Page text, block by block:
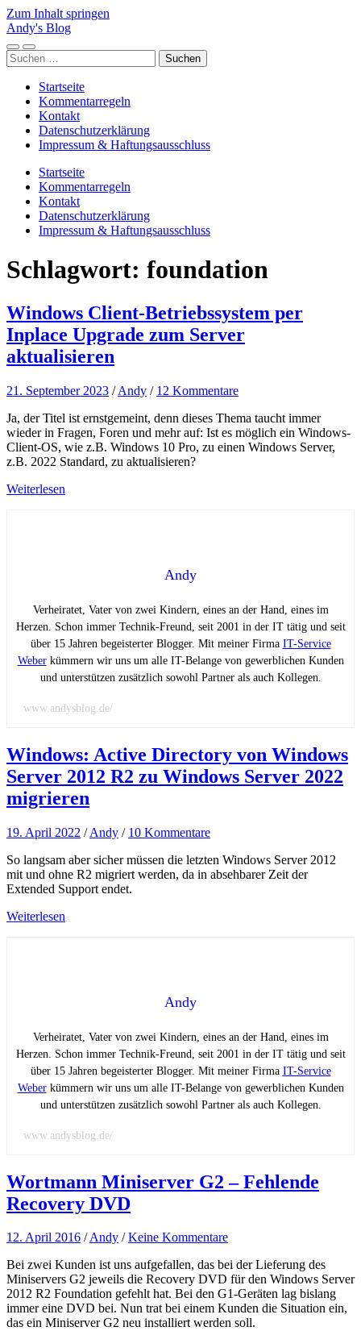
Zum Inhalt springen
Andy's Blog
Mobile-
Menü
Suchfeld
ein-/ausblenden
Suchen
nach:
Startseite
Kommentarregeln
Kontakt
Datenschutzerklärung
Impressum & Haftungsausschluss
Startseite
Kommentarregeln
Kontakt
Datenschutzerklärung
Impressum & Haftungsausschluss
Schlagwort: foundation
Windows Client-Betriebssystem per
Inplace Upgrade zum Server
aktualisieren
21. September 2023 /Andy / 12 Kommentare
Ja, der Titel ist ernstgemeint, denn dieses Thema taucht immer
wieder in Fragen, Foren und mehr auf: Ist es möglich ein Windows-
Client-OS, wie z.B. Windows 10 Pro, zu einen Windows Server,
z.B. 2022 Standard, zu aktualisieren?
Weiterlesen
Andy
Verheiratet, Vater von zwei Kindern, eines an der Hand, eines im
Herzen. Schon immer Technik-Freund, seit 2001 in der IT tätig und seit
über 15 Jahren begeisterter Blogger. Mit meiner Firma IT-Service
Weberkümmern wir uns um alle IT-Belange von gewerblichen Kunden
und unterstützen zusätzlich sowohl Partner als auch Kollegen.
www.andysblog.de/
Windows: Active Directory von Windows
Server 2012 R2 zu Windows Server 2022
migrieren
19. April 2022 /Andy / 10 Kommentare
So langsam aber sicher müssen die letzten Windows Server 2012
mit und ohne R2 migriert werden, da in absehbarer Zeit der
Extended Support endet.
Weiterlesen
Andy
Verheiratet, Vater von zwei Kindern, eines an der Hand, eines im
Herzen. Schon immer Technik-Freund, seit 2001 in der IT tätig und seit
über 15 Jahren begeisterter Blogger. Mit meiner Firma IT-Service
Weberkümmern wir uns um alle IT-Belange von gewerblichen Kunden
und unterstützen zusätzlich sowohl Partner als auch Kollegen.
www.andysblog.de/
Wortmann Miniserver G2 – Fehlende
Recovery DVD
12. April 2016 /Andy /Keine Kommentare
Bei zwei Kunden ist uns aufgefallen, das bei der Lieferung des
Miniservers G2 jeweils die Recovery DVD für den Windows Server
2012 R2 Foundation gefehlt hat. Bei den G1-Geräten lag bislang
immer eine DVD bei. Nun trat bei einem Kunden die Situation ein,
das ein Miniserver G2 neu installiert werden soll.